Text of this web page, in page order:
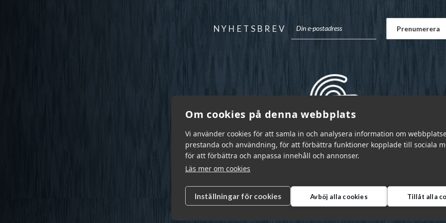
Om cookies på denna webbplats
Vi använder cookies för att samla in och analysera information om
prestanda och användning, för att förbättra funktioner kopplade till sociala
för att förbättra och anpassa innehåll och annonser.
Läs mer om cookies
Inställningar för cookies Avböj alla cookies Tillåt alla
NYHETSBREV
Garnr Sverige AB © 2026 | info@garnr.se 031 - 92